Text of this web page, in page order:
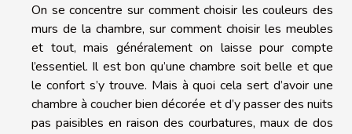
On se concentre sur comment choisir les couleurs des
murs de la chambre, sur comment choisir les meubles
et tout, mais généralement on laisse pour compte
l’essentiel. Il est bon qu’une chambre soit belle et que
le confort s’y trouve. Mais à quoi cela sert d’avoir une
chambre à coucher bien décorée et d’y passer des nuits
pas paisibles en raison des courbatures, maux de dos